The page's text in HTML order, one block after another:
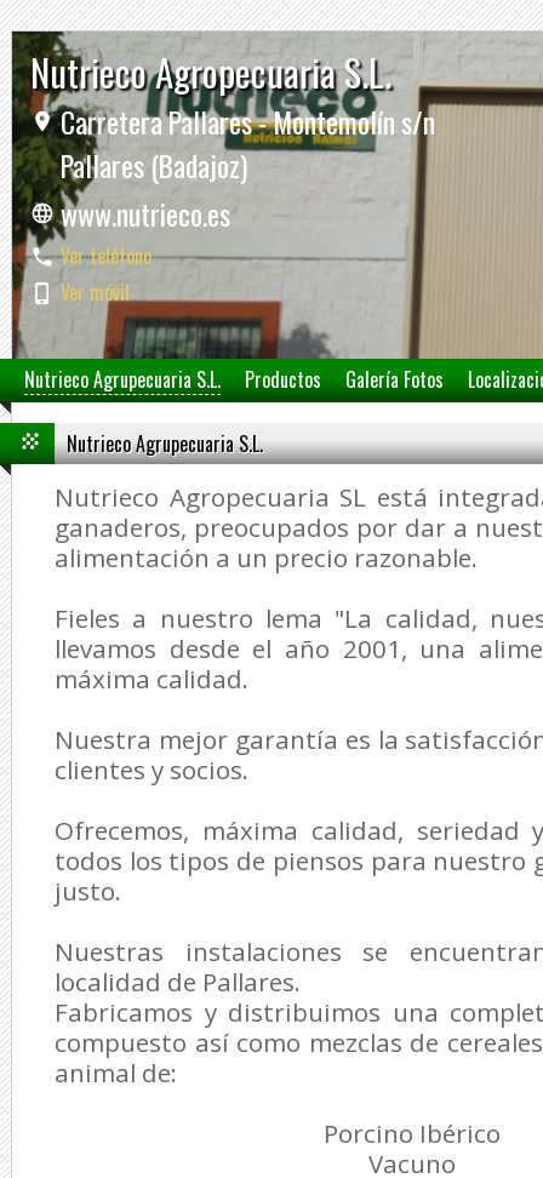
Nutrieco Agropecuaria S.L.
Carretera Pallares - Montemolín s/n
Pallares (Badajoz)
www.nutrieco.es
Ver teléfono
Ver móvil
Nutrieco Agrupecuaria S.L. Productos Galería Fotos
Nutrieco Agrupecuaria S.L.
Nutrieco Agropecuaria SL está
ganaderos, preocupados por dar a
alimentación a un precio razonable.
Fieles a nuestro lema "La calidad,
llevamos desde el año 2001, una
máxima calidad.
Nuestra mejor garantía es la
clientes y socios.
Ofrecemos, máxima calidad, seriedad
todos los tipos de piensos para nuestro
justo.
Nuestras instalaciones se
localidad de Pallares.
Fabricamos y distribuimos una
compuesto así como mezclas de
animal de:
Porcino Ibérico
Vacuno